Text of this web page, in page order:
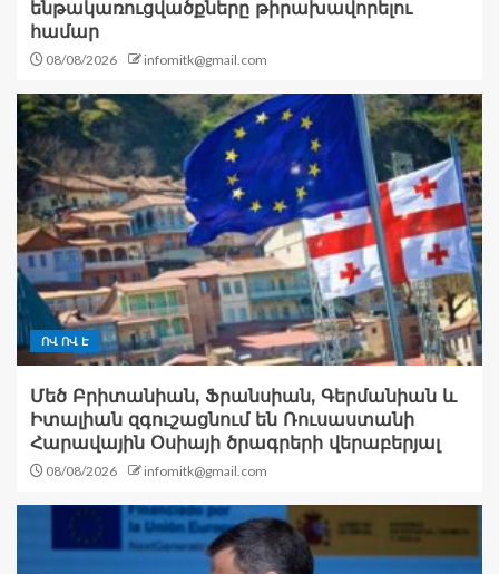
ենթակառուցվածքները թիրախավորելու
համար
08/08/2026 infomitk@gmail.com
ՈՎ ՈՎ Է
Մեծ Բրիտանիան, Ֆրանսիան, Գերմանիան և
Իտալիան զգուշացնում են Ռուսաստանի
Հարավային Օսիայի ծրագրերի վերաբերյալ
08/08/2026 infomitk@gmail.com